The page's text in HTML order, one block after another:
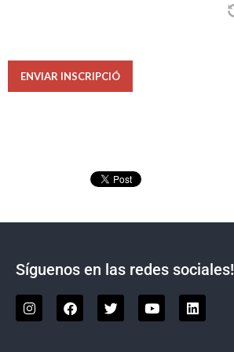
ENVIAR INSCRIPCIÓ
Síguenos en las redes sociales!